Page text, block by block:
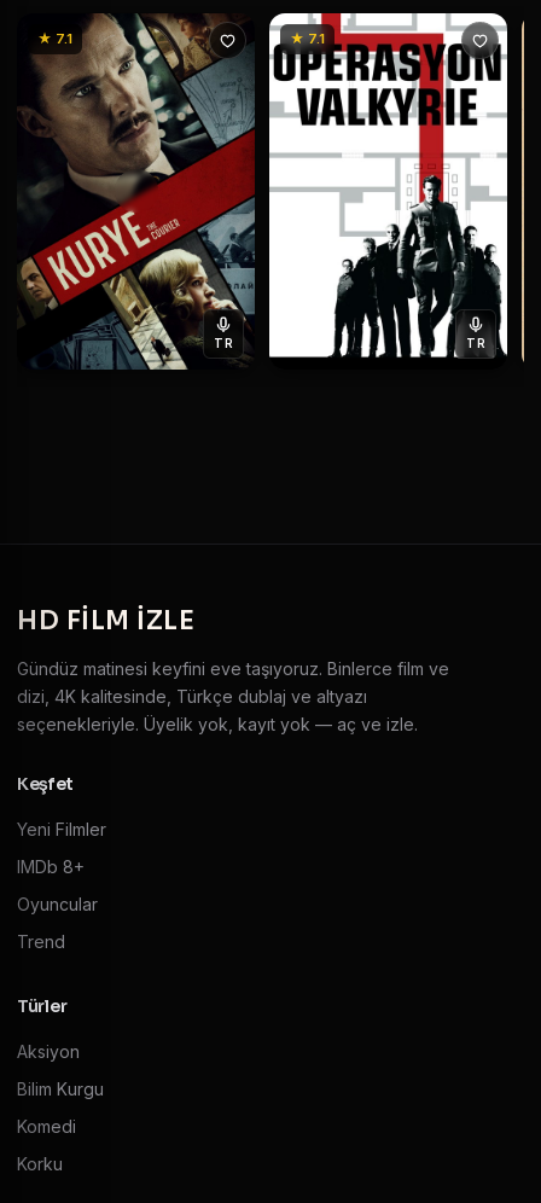
★ 7.1
TR
★ 7.1
TR
HD FILM IZLE
Gündüz matinesi keyfini eve taşıyoruz. Binlerce film ve
dizi, 4K kalitesinde, Türkçe dublaj ve altyazı
seçenekleriyle. Üyelik yok, kayıt yok — aç ve izle.
Keşfet
Yeni Filmler
IMDb 8+
Oyuncular
Trend
Türler
Aksiyon
Bilim Kurgu
Komedi
Korku